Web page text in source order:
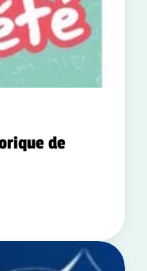
de